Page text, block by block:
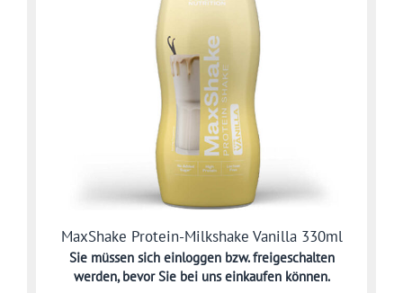
MaxShake Protein-Milkshake Vanilla 330ml
Sie müssen sich einloggen bzw. freigeschalten
werden,bevor Sie bei uns einkaufen können.